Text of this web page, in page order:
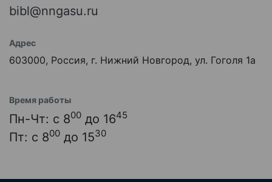
bibl@nngasu.ru
Адрес
603000, Россия, г. Нижний Новгород, ул. Гоголя 1а
Время работы
Пн-Чт: с 800 до 1645
Пт: с 800 до 1530